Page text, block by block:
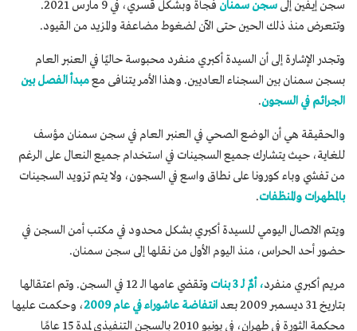
سجن إيفين إلى سجن سمنان
فجأة وبشكل قسري، في 9 مارس 2021.
وتتعرض منذ ذلك الحين حتى الآن لضغوط مضاعفة والمزيد من القيود.
وتجدر الإشارة إلى أن السيدة أكبري منفرد محبوسة حاليًا في العنبر العام
بسجن سمنان بين السجناء العاديين. وهذا الأمر يتنافى معمبدأ الفصل بين
الجرائم في السجون.
والحقيقة هي أن الوضع الصحي في العنبر العام في سجن سمنان مؤسف
للغاية، حيث يتشارك جميع السجينات في استخدام جميع النعال على الرغم
من تفشي وباء كورونا على نطاق واسع في السجون، ولا يتم تزويد السجينات
بالمطهرات والمنظفات.
ويتم الاتصال اليومي للسيدة أكبري بشكل محدود في مكتب أمن السجن في
حضور أحد الحراس، منذ اليوم الأول من نقلها إلى سجن سمنان.
مريم أكبري منفرد، أمٌ لـ 3 بنات
وتقضي عامها الـ 12 في السجن. وتم اعتقالها
بتاريخ 31 ديسمبر 2009 بعد
انتفاضة عاشوراء في عام 2009
، وحكمت عليها
محكمة الثورة في طهران، في يونيو 2010 بالسجن التنفيذي لمدة 15 عامًا